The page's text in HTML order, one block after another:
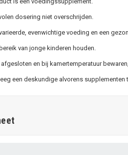
dosering niet overschrijden.
evenwichtige voeding en een
van jonge kinderen houden.
en bij kamertemperatuur
een deskundige alvorens